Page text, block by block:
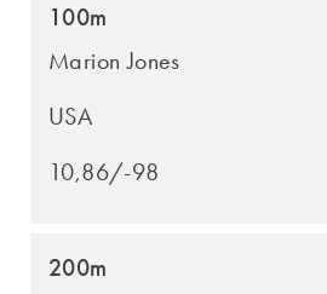
100m
Marion Jones
USA
10,86/-98
200m